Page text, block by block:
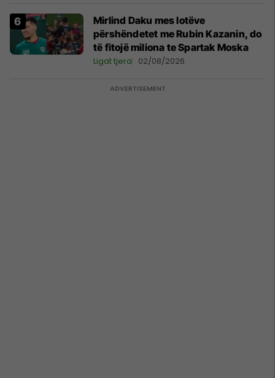
Mirlind Daku mes lotëve
përshëndetet me Rubin Kazanin, do
të fitojë miliona te Spartak Moska
Ligat tjera 02/08/2026